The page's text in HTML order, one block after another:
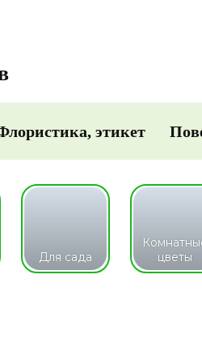
этикет
Для сада
цветы